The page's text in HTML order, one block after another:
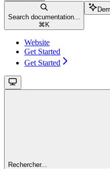
Search documentation...
⌘ K
Website
Get Started
Get Started
Rechercher...